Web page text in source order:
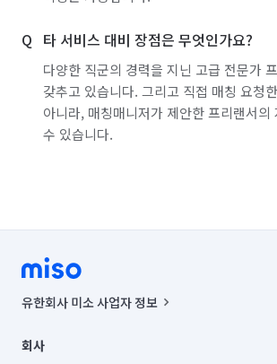
타 서비스 대비 장점은 무엇인가요?
다양한 직군의 경력을 지닌 고급 전문가
갖추고 있습니다. 그리고 직접 매칭 요청
아니라, 매칭매니저가 제안한 프리랜서의
수 있습니다.
유한회사 미소 사업자 정보
00019 |
회사